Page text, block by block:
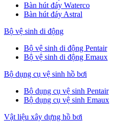
Bàn hút đáy Waterco
Bàn hút đáy Astral
Bộ vệ sinh di động
Bộ vệ sinh di động Pentair
Bộ vệ sinh di động Emaux
Bộ dụng cụ vệ sinh hồ bơi
Bộ dụng cụ vệ sinh Pentair
Bộ dụng cụ vệ sinh Emaux
Vật liệu xây dựng hồ bơi